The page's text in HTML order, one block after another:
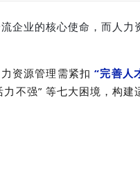
企业的核心使命，而人力
力资源管理需紧扣 “完善人
不强” 等七大困境，构建